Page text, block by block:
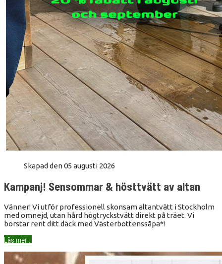
Skapad den 05 augusti 2026
Kampanj! Sensommar & hösttvätt av altan
Vänner! Vi utför professionell skonsam altantvätt i Stockholm
med omnejd, utan hård högtryckstvätt direkt på träet. Vi
borstar rent ditt däck med Västerbottenssåpa*!
Läs mer...